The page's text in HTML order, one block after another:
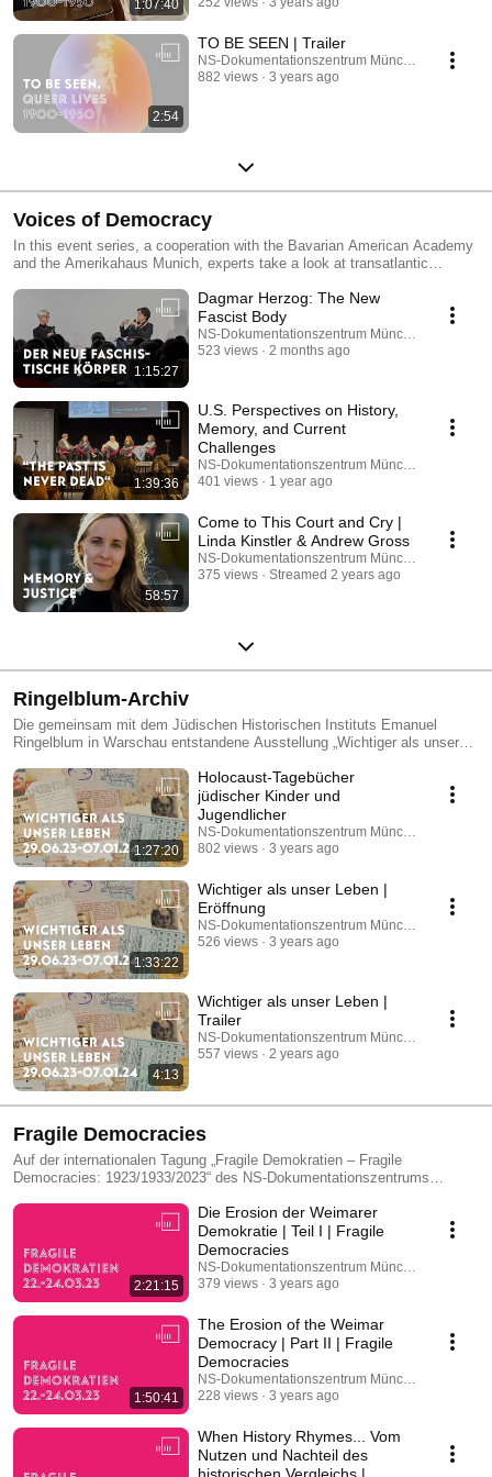
Wissenschaft, Politik und Gesellschaft nahmen aber auch die
Widerstände zu. Nach der Machtübernahme der Nationalsozialisten
wurde die Subkultur von LGBTIQ* weitgehend zerstört. Nach 1945
wurden ihre Geschichten und Schicksale kaum archiviert oder erinnert.
https://www.nsdoku.de/tobeseen
1:07:40
2:54
TO BE SEEN | Trailer
NS-Dokumentationszentrum München
882 views
3 years ago
Voices of Democracy
In this event series, a cooperation with the Bavarian American Academy
and the Amerikahaus Munich, experts take a look at transatlantic
historical and current developments on both sides of the Atlantic.
https://www.nsdoku.de/en/voices-of-democracy
https://www.amerikahaus.de/en/bavarian-american-academy
1:15:27
Dagmar Herzog: The New
Fascist Body
NS-Dokumentationszentrum München and
523 views
2 months ago
1:39:36
U.S. Perspectives on History,
Memory, and Current
Challenges
NS-Dokumentationszentrum München
401 views
1 year ago
58:57
Come to This Court and Cry |
Linda Kinstler & Andrew Gross
NS-Dokumentationszentrum München
375 views
Streamed 2 years ago
Ringelblum-Archiv
Die gemeinsam mit dem Jüdischen Historischen Instituts Emanuel
Ringelblum in Warschau entstandene Ausstellung „Wichtiger als unser
bis 7. Jan. 2024 im NS-Dokumentationszentrum München) stellt die
Zeugnisse aus dem so genannten Ringelblum-Archiv ins Zentrum und
bietet eine radikale Innensicht des Warschauer Ghettos aus jüdischer
Perspektive.
1:27:20
Holocaust-Tagebücher
jüdischer Kinder und
Jugendlicher
NS-Dokumentationszentrum München
802 views
3 years ago
1:33:22
Wichtiger als unser Leben |
Eröffnung
NS-Dokumentationszentrum München
526 views
3 years ago
4:13
Wichtiger als unser Leben |
Trailer
NS-Dokumentationszentrum München
557 views
2 years ago
Fragile Democracies
Auf der internationalen Tagung „Fragile Demokratien – Fragile
Democracies: 1923/1933/2023“ des NS-Dokumentationszentrums
Geschichts-, Politik-, Wirtschafts- und Gesellschaftswissenschaften vom
22. bis 24. März 2023 die Fragilität von Demokratien in verschiedenen
Regionen der Welt, in Vergangenheit und Gegenwart. Die Tagung richtete
sowohl einen Blick auf die spezifischen historischen Konstellationen als
auch wie auf sich ähnelnde Muster und Faktoren, und überlegen, wie
sich demokratische Gesellschaften gegenüber autoritären und
faschistischen Tendenzen wappnen können.
https://www.nsdoku.de/fragile-demokratien #FragileDemocracies
2:21:15
Die Erosion der Weimarer
Demokratie | Teil I | Fragile
Democracies
NS-Dokumentationszentrum München
379 views
3 years ago
1:50:41
The Erosion of the Weimar
Democracy | Part II | Fragile
Democracies
NS-Dokumentationszentrum München
228 views
3 years ago
When History Rhymes... Vom
Nutzen und Nachteil des